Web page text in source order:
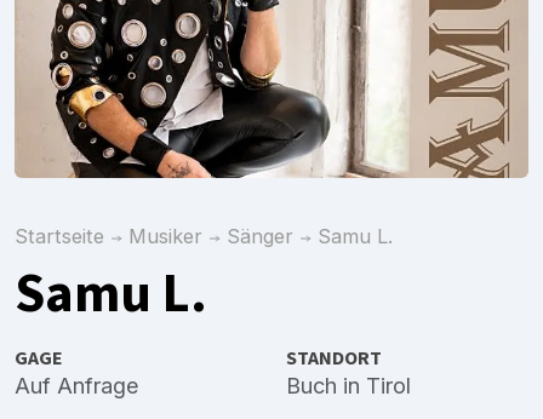
Startseite Musiker Sänger Samu L.
Samu L.
GAGE
Auf Anfrage
STANDORT
Buch in Tirol